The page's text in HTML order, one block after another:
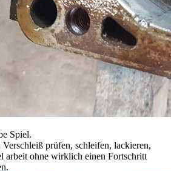
Spiel.
prüfen, schleifen, lackieren,
arbeit ohne wirklich einen Fortschritt